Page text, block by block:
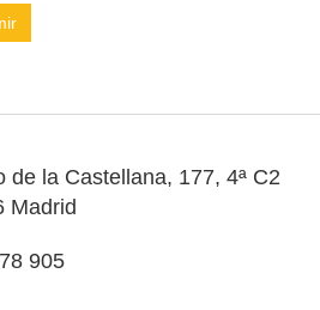
de la Castellana, 177, 4ª C2
Madrid
905